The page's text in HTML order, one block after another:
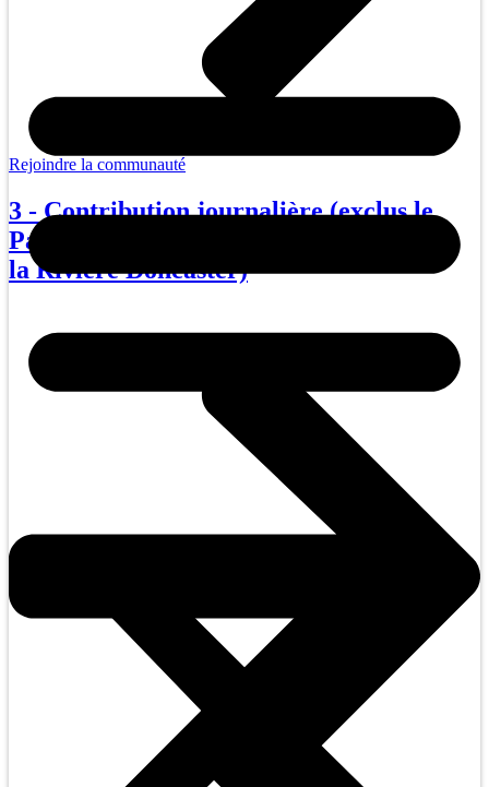
Rejoindre la communauté
3 - Contribution journalière (exclus le
Parc du Mont Loup-Garou et le Parc de
la Rivière Doncaster)